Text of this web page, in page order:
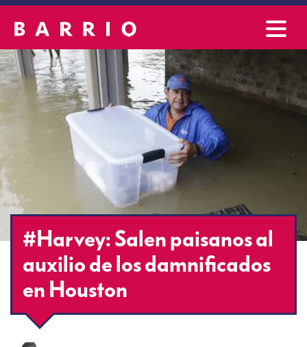
#Harvey: Salen paisanos al
auxilio de los damnificados
en Houston